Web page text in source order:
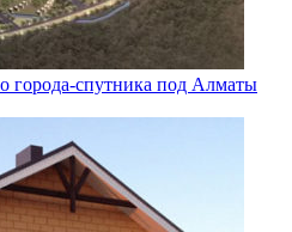
города-спутника под Алматы